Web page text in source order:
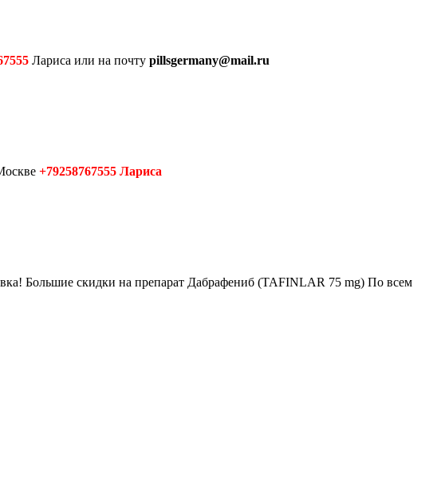
Лариса или на почту pillsgermany@mail.ru
+79258767555 Лариса
Большие скидки на препарат Дабрафениб (TAFINLAR 75 mg) По всем